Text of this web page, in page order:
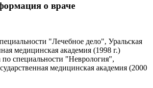
о враче
"Лечебное дело", Уральская
медицинская академия (1998 г.)
по специальности "Неврология",
медицинская академия (2000